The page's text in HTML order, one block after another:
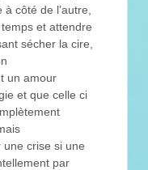
côté de l’autre,
et attendre
sécher la cire,
un amour
et que celle ci
crise si une
par